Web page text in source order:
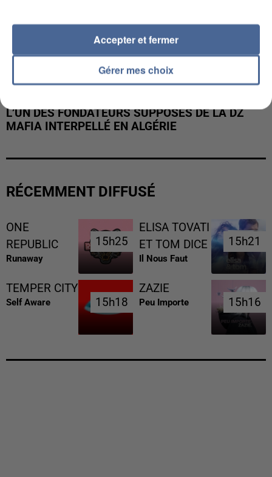
L’UN DES FONDATEURS SUPPOSÉS DE LA DZ
MAFIA INTERPELLÉ EN ALGÉRIE
RÉCEMMENT DIFFUSÉ
ONE
REPUBLIC
Runaway
15h25
15h25
ELISA TOVATI
ET TOM DICE
Il Nous Faut
15h21
15h21
TEMPER CITY
Self Aware 15h18
15h18
ZAZIE
Peu Importe 15h16
15h16
Gérer mes choix
Accepter et fermer